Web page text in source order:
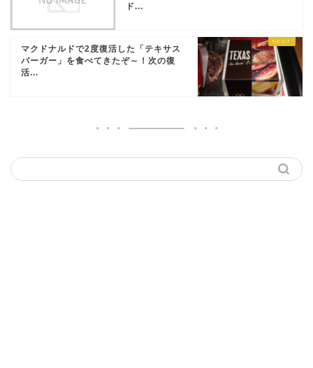
ド...
マクドナルドで2度復活した「テキサス
バーガー」を食べてきたぞ～！次の復
活...